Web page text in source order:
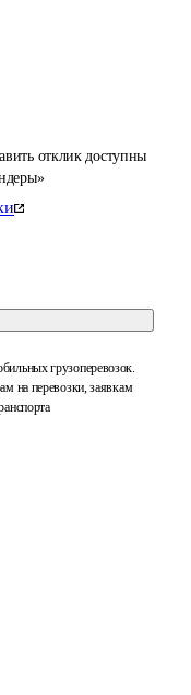
отклик доступны
грузоперевозок.
на перевозки, заявкам